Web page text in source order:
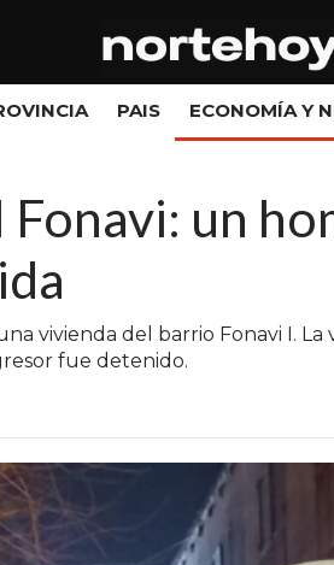
PAIS ECONOMÍA Y
un
vivienda del barrio Fonavi I.
fue detenido.